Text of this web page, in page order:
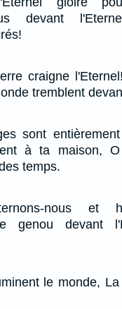
devant
craigne
tremblent
sont
à ta maison,
temps.
nous et
genou devant
le monde,